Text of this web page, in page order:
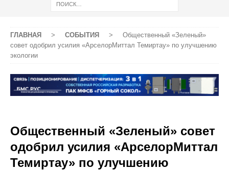
ГЛАВНАЯ > СОБЫТИЯ >
Общественный «Зеленый»
совет одобрил усилия «АрселорМиттал Темиртау» по улучшению
экологии
Общественный «Зеленый» совет
одобрил усилия «АрселорМиттал
Темиртау» по улучшению